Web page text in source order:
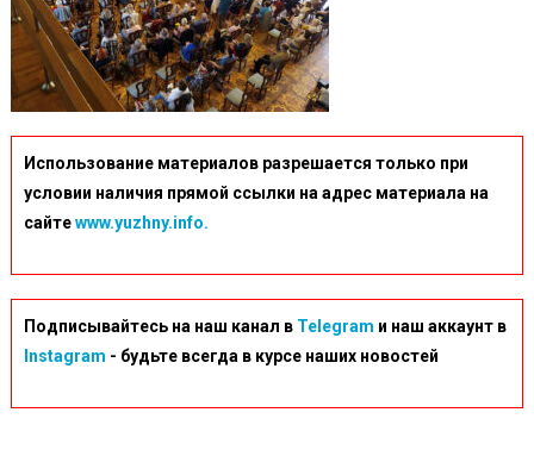
Использование материалов разрешается только при
условии наличия прямой ссылки на адрес материала на
сайтеwww.yuzhny.info.
Подписывайтесь на наш канал в Telegram и наш аккаунт в
Instagram - будьте всегда в курсе наших новостей